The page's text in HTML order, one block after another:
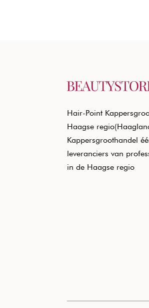
Hair-Point
Haagse
Kappersgroothandel
leveranciers van
in de Haagse regio